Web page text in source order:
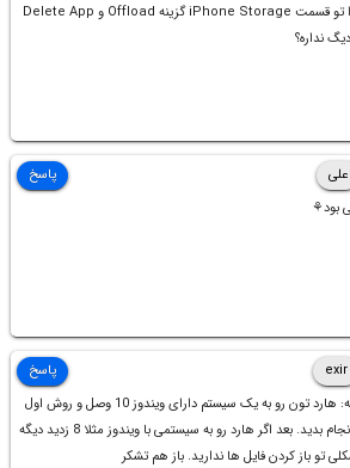
چرا تو قسمت iPhone Storage گزینه Offload و Delete App
نداره؟
علی
بود⚘
پاسخ
exir
نکته: هارد تون رو به یک سیستم دارای ویندوز 10 وصل و روش اول
را انجام بدید. بعد اگر هارد رو به سیستمی با ویندوز مثلا 8 زدید دیگه
تو باز کردن فایل ها ندارید. باز هم تشکر
پاسخ